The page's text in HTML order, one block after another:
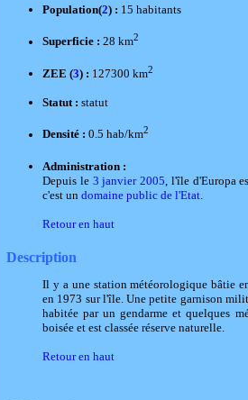
Population(2) : 15 habitants
Superficie : 28 km2
ZEE (3) : 127300 km2
Statut : statut
Densité : 0.5 hab/km2
Administration :
Depuis le 3 janvier 2005 , l'île d'Europa
c'est un domaine public de l'Etat.
Retour en haut
Description
Il y a une station météorologique bâtie
en 1973 sur l'île. Une petite garnison
habitée par un gendarme et quelques
boisée et est classée réserve naturelle.
Retour en haut